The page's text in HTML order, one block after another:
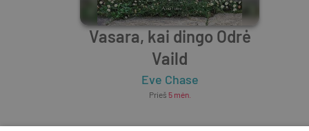
Vasara, kai dingo Odrė
Vaild
Eve Chase
Prieš 5 mėn.